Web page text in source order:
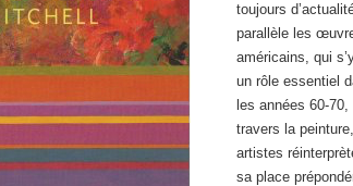
toujours
parallèle les
américains, qui
un rôle essentiel
les années 60-
travers la
artistes
sa place